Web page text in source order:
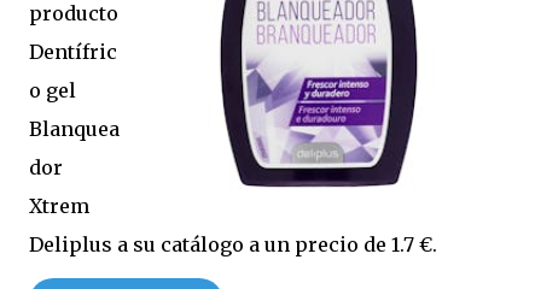
producto
Dentífric
o gel
Blanquea
dor
Xtrem
Deliplus a su catálogo a un precio de 1.7 €.